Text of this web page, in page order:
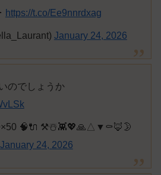
https://t.co/Ee9nnrdxag
January 24, 2026
のでしょうか
🧠🔌 ⚒☃️👾💖🙏△▼⚰️🦊🌛
January 24, 2026